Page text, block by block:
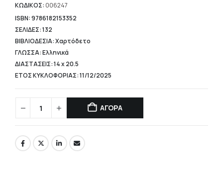
είναι:
9,99 €.
ΚΩΔΙΚΟΣ: 006247
ISBN: 9786182153352
ΣΕΛΙΔΕΣ: 132
ΒΙΒΛΙΟΔΕΣΙΑ: Χαρτόδετο
ΓΛΩΣΣΑ: Ελληνικά
ΔΙΑΣΤΑΣΕΙΣ: 14 x 20.5
ΕΤΟΣ ΚΥΚΛΟΦΟΡΙΑΣ: 11/12/2025
ΑΓΟΡΑ